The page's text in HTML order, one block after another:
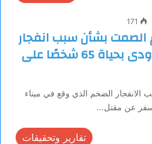
171
الصمت بشأن سبب انفجار
الميناء المميت الذي أودى بحياة 65 شخصًا على
الانفجار الضخم الذي وقع في ميناء
عن مقتل…
تقارير وتحقيقات